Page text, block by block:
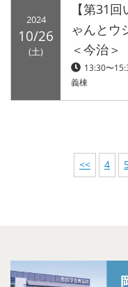
2024
10/26
(土)
【第31
ゃんとウ
＜今治＞
13:30〜
義棟
<< 4